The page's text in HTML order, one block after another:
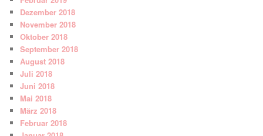
Dezember 2018
November 2018
Oktober 2018
September 2018
August 2018
Juli 2018
Juni 2018
Mai 2018
März 2018
Februar 2018